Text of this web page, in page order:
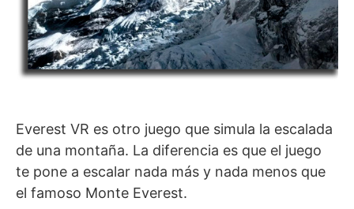
Everest VR es otro juego que simula la escalada
de una montaña. La diferencia es que el juego
te pone a escalar nada más y nada menos que
el famoso Monte Everest.